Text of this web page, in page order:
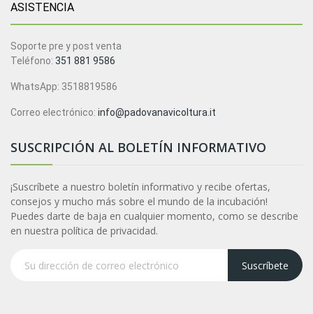
ASISTENCIA
Soporte pre y post venta
Teléfono: 351 881 9586
WhatsApp: 3518819586
Correo electrónico: info@padovanavicoltura.it
SUSCRIPCIÓN AL BOLETÍN INFORMATIVO
¡Suscríbete a nuestro boletín informativo y recibe ofertas,
consejos y mucho más sobre el mundo de la incubación!
Puedes darte de baja en cualquier momento, como se describe
en nuestra política de privacidad.
Suscríbete